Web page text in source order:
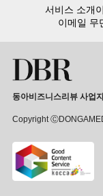
15,000여 건의 DBR 콘
서비스 소개
이메일 무
동아비즈니스리뷰 사업
Copyright